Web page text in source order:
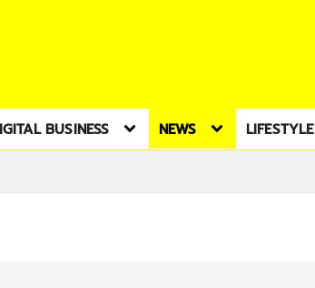
BUSINESS NEWS LIFESTYLE